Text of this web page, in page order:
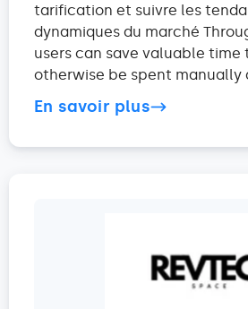
tarification et suivre les
dynamiques du marché
users can save valuable
otherwise be spent manually
En savoir plus